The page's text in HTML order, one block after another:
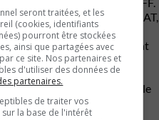
avec une Super One GOAT,
appelés FX 5 et FX 6 étaient
C’est au salonCES de
annoncé le lancement
alors le troisième modèle
rapidement, l’entreprise
seront traitées, et les
(cookies, identifiants
pourront être stockées
ainsi que partagées avec
ce site. Nos partenaires et
d'utiliser des données de
partenaires.
de traiter vos
la base de l'intérêt